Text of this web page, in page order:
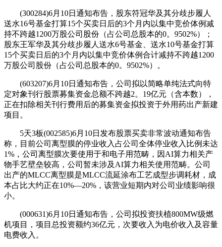
(300284)6月10日通知布告，股东符冠华及其分歧步履人
送水16号基金打算15个买卖日后的3个月内以集中竞价体例减
持不跨越1200万股公司股份（占公司总股本的0。9502%）；
股东王军华及其分歧步履人送水6号基金、送水10号基金打算
15个买卖日后的3个月内以集中竞价体例合计减持不跨越1200
万股公司股份（占公司总股本的0。9502%）。
(603207)6月10日通知布告，公司拟以简略单纯法式向特
定对象刊行股票募集资金总额不跨越2。19亿元（含本数），
正在扣除相关刊行费用后的募集资金拟投资于外用药出产新建
项目。
5天3板(002585)6月10日发布股票买卖非常波动通知布告
称，目前公司离型膜的停业收入占公司全体停业收入比例未达
1%，公司离型膜次要使用于和电子用范畴，因AI算力相关产
物手艺壁垒较高，公司暂未涉及AI算力相关使用范畴。公司
出产的MLCC离型膜是MLCC流延涂布工艺成型步调耗材，成
本占比大约正在10%—20%，该营业短期内对公司业绩影响很
小。
(000631)6月10日通知布告，公司拟投资扶植800MW级燃
机项目，项目总投资额约36亿元，次要收入为电价收入及容量
电费收入。